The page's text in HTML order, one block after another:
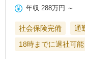
年収 288万円 ～
社会保険完備 通
18時までに退社可能